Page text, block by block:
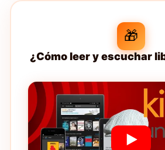
🎁
¿Cómo leer y escuchar